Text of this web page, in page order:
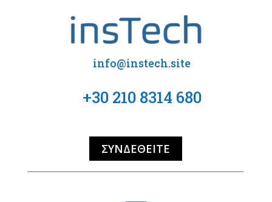
info@instech.site
+30 210 8314 680
ΣΥΝΔΕΘΕΊΤΕ